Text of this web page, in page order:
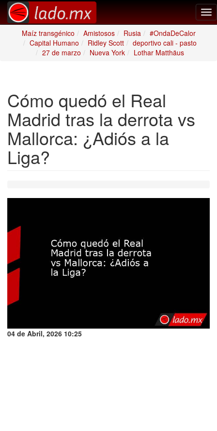
Maíz transgénico
Amistosos Rusia
#OndaDeCalor
Capital Humano
Ridley Scott
deportivo cali - pasto
27 de marzo
Nueva York Lothar Matthäus
Cómo quedó el Real
Madrid tras la derrota vs
Mallorca: ¿Adiós a la
Liga?
04 de Abril, 2026 10:25